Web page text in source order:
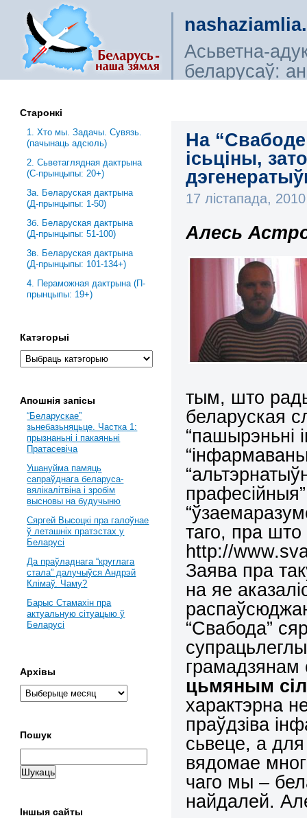
Асьветна-
беларусаў:
На
ісьціны,
17 лістапада,
Алесь
тым, што
беларуская
“пашырэньні
таго, пра што
http://
Заява пра
на яе
“Свабода”
грамадзянам
цьмяным
характэрна
праўдзіва
сьвеце, а
вядомае
чаго мы –
найдалей.
Старонкі
1. Хто мы. Задачы. Сувязь.
(пачынаць адсюль)
2. Сьветаглядная дактрына
(С-прынцыпы: 20+)
3a. Беларуская дактрына
(Д-прынцыпы: 1-50)
3б. Беларуская дактрына
(Д-прынцыпы: 51-100)
3в. Беларуская дактрына
(Д-прынцыпы: 101-134+)
4. Пераможная дактрына (П-
прынцыпы: 19+)
Катэгорыі
Апошнія запісы
“Беларускае”
зьнебазьняцьце. Частка 1:
прызнаньні і пакаяньні
Пратасевіча
Ушануйма памяць
сапраўднага беларуса-
вялікалітвіна і зробім
высновы на будучыню
Сяргей Высоцкі пра галоўнае
ў леташніх пратэстах у
Беларусі
Да праўладнага “круглага
стала” далучыўся Андрэй
Клімаў. Чаму?
Барыс Стамахін пра
актуальную сітуацыю ў
Беларусі
Архівы
Пошук
Іншыя сайты